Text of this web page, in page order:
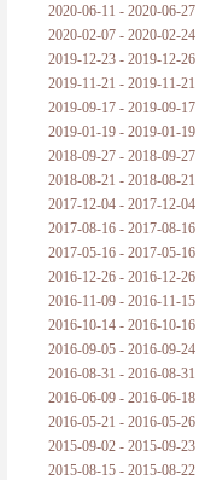
2020-06-11 - 2020-06-27
2020-02-07 - 2020-02-24
2019-12-23 - 2019-12-26
2019-11-21 - 2019-11-21
2019-09-17 - 2019-09-17
2019-01-19 - 2019-01-19
2018-09-27 - 2018-09-27
2018-08-21 - 2018-08-21
2017-12-04 - 2017-12-04
2017-08-16 - 2017-08-16
2017-05-16 - 2017-05-16
2016-12-26 - 2016-12-26
2016-11-09 - 2016-11-15
2016-10-14 - 2016-10-16
2016-09-05 - 2016-09-24
2016-08-31 - 2016-08-31
2016-06-09 - 2016-06-18
2016-05-21 - 2016-05-26
2015-09-02 - 2015-09-23
2015-08-15 - 2015-08-22